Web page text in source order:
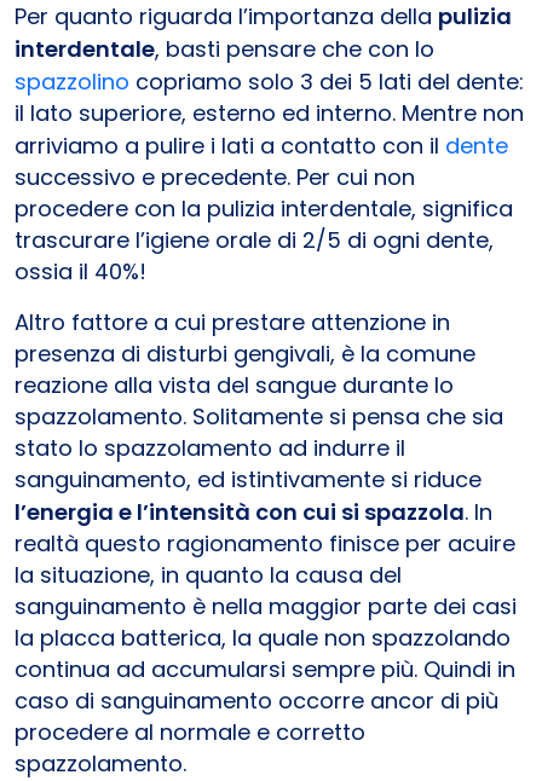
Per quanto riguarda l’importanza della pulizia
interdentale, basti pensare che con lo
spazzolino copriamo solo 3 dei 5 lati del dente:
il lato superiore, esterno ed interno. Mentre non
arriviamo a pulire i lati a contatto con il dente
successivo e precedente. Per cui non
procedere con la pulizia interdentale, significa
trascurare l’igiene orale di 2/5 di ogni dente,
ossia il 40%!
Altro fattore a cui prestare attenzione in
presenza di disturbi gengivali, è la comune
reazione alla vista del sangue durante lo
spazzolamento. Solitamente si pensa che sia
stato lo spazzolamento ad indurre il
sanguinamento, ed istintivamente si riduce
l’energia e l’intensità con cui si spazzola. In
realtà questo ragionamento finisce per acuire
la situazione, in quanto la causa del
sanguinamento è nella maggior parte dei casi
la placca batterica, la quale non spazzolando
continua ad accumularsi sempre più. Quindi in
caso di sanguinamento occorre ancor di più
procedere al normale e corretto
spazzolamento.